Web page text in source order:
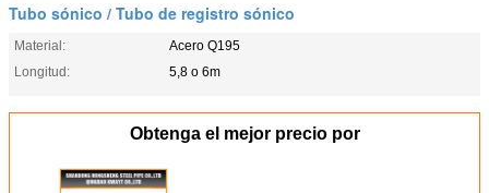
Tubo sónico / Tubo de registro sónico
Material:
Acero Q195
Longitud:
5,8 o 6m
Obtenga el mejor precio por